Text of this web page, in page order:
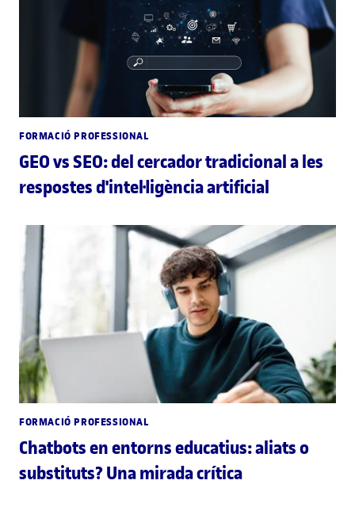
FORMACIÓ PROFESSIONAL
GEO vs SEO: del cercador tradicional a les
respostes d'intel·ligència artificial
FORMACIÓ PROFESSIONAL
Chatbots en entorns educatius: aliats o
substituts? Una mirada crítica